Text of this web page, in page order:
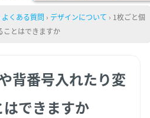
よくある質問 › デザインについて › 1枚ごと個
ことはできますか
背番号入れたり変
できますか